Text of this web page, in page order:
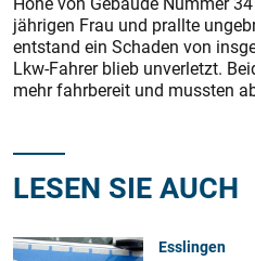
jährigen Frau und prallte
entstand ein Schaden von
Lkw-Fahrer blieb unverletzt.
mehr fahrbereit und mussten
LESEN SIE AUCH
Esslingen